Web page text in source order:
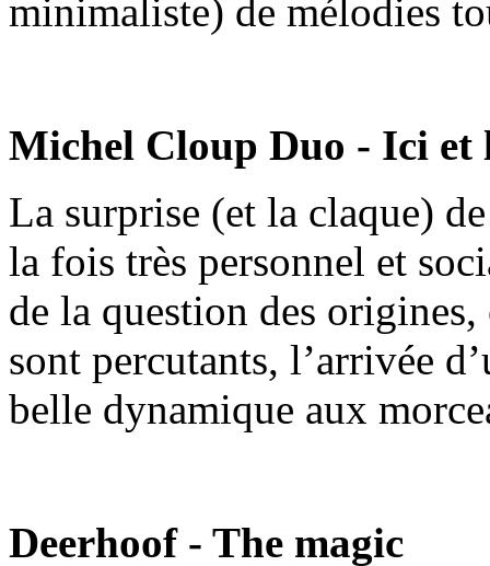
minimaliste) de mélodies
Michel Cloup Duo - Ici et
La surprise (et la claque)
la fois très personnel et
de la question des
sont percutants, l’arrivée
belle dynamique aux
Deerhoof - The magic